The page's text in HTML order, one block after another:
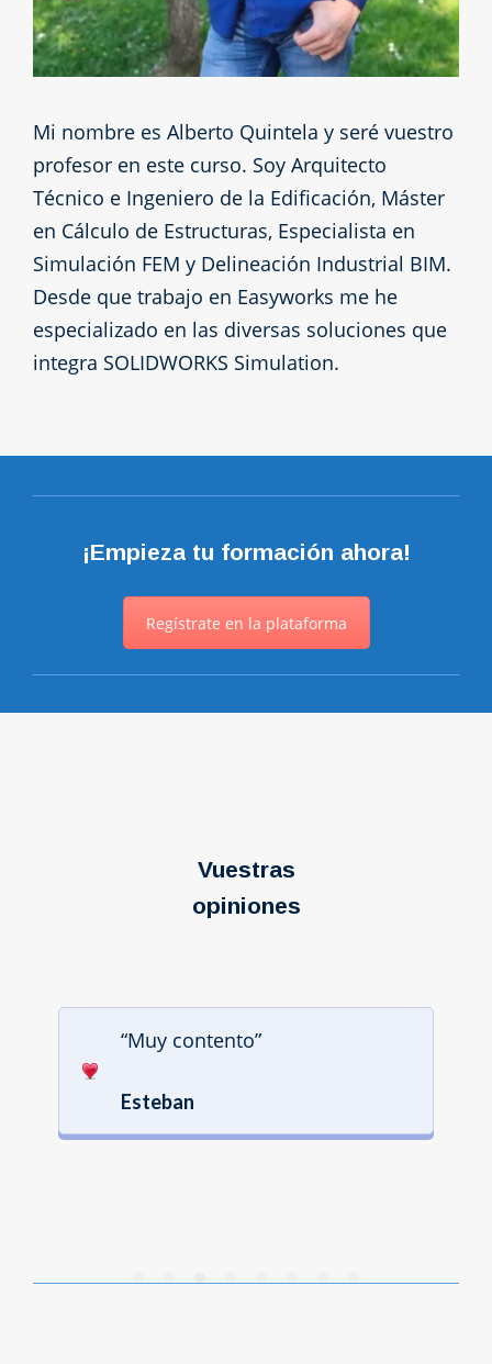
Mi nombre es Alberto Quintela y seré vuestro
profesor en este curso. Soy Arquitecto
Técnico e Ingeniero de la Edificación, Máster
en Cálculo de Estructuras, Especialista en
Simulación FEM y Delineación Industrial BIM.
Desde que trabajo en Easyworks me he
especializado en las diversas soluciones que
integra SOLIDWORKS Simulation.
¡Empieza tu formación ahora!
Regístrate en la plataforma
Vuestras
opiniones
“Muy contento”
Esteban